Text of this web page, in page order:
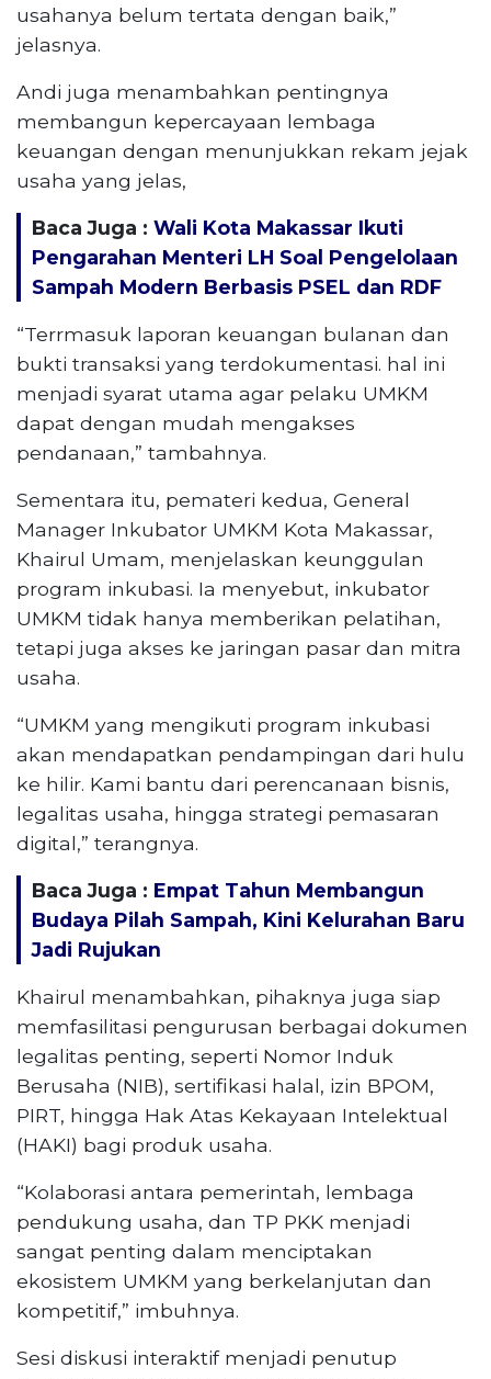
usahanya belum tertata dengan baik,”
jelasnya.
Andi juga menambahkan pentingnya
membangun kepercayaan lembaga
keuangan dengan menunjukkan rekam jejak
usaha yang jelas,
Baca Juga : Wali Kota Makassar Ikuti
Pengarahan Menteri LH Soal Pengelolaan
Sampah Modern Berbasis PSEL dan RDF
“Terrmasuk laporan keuangan bulanan dan
bukti transaksi yang terdokumentasi. hal ini
menjadi syarat utama agar pelaku UMKM
dapat dengan mudah mengakses
pendanaan,” tambahnya.
Sementara itu, pemateri kedua, General
Manager Inkubator UMKM Kota Makassar,
Khairul Umam, menjelaskan keunggulan
program inkubasi. Ia menyebut, inkubator
UMKM tidak hanya memberikan pelatihan,
tetapi juga akses ke jaringan pasar dan mitra
usaha.
“UMKM yang mengikuti program inkubasi
akan mendapatkan pendampingan dari hulu
ke hilir. Kami bantu dari perencanaan bisnis,
legalitas usaha, hingga strategi pemasaran
digital,” terangnya.
Baca Juga : Empat Tahun Membangun
Budaya Pilah Sampah, Kini Kelurahan Baru
Jadi Rujukan
Khairul menambahkan, pihaknya juga siap
memfasilitasi pengurusan berbagai dokumen
legalitas penting, seperti Nomor Induk
Berusaha (NIB), sertifikasi halal, izin BPOM,
PIRT, hingga Hak Atas Kekayaan Intelektual
(HAKI) bagi produk usaha.
“Kolaborasi antara pemerintah, lembaga
pendukung usaha, dan TP PKK menjadi
sangat penting dalam menciptakan
ekosistem UMKM yang berkelanjutan dan
kompetitif,” imbuhnya.
Sesi diskusi interaktif menjadi penutup